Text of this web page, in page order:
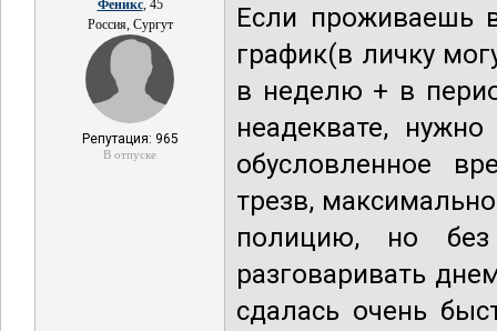
Феникс, 45
Россия, Сургут
Репутация: 965
В отпуске
Если проживаешь
график(в личку
в неделю + в
неадеквате,
обусловленное
трезв,
полицию, но
разговаривать
сдалась очень